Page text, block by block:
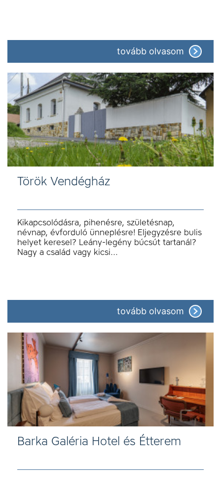
tovább olvasom
Török Vendégház
Kikapcsolódásra, pihenésre, születésnap,
névnap, évforduló ünneplésre! Eljegyzésre bulis
helyet keresel? Leány-legény búcsút tartanál?
Nagy a család vagy kicsi…
tovább olvasom
Barka Galéria Hotel és Étterem